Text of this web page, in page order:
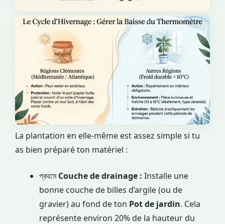
La plantation en elle-même est assez simple si tu
as bien préparé ton matériel :
প্রথমেCouche de drainage : Installe une
bonne couche de billes d’argile (ou de
gravier) au fond de ton Pot de jardin. Cela
représente environ 20% de la hauteur du